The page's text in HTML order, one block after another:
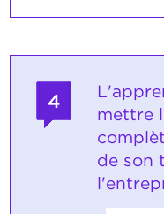
4
mettre
de son